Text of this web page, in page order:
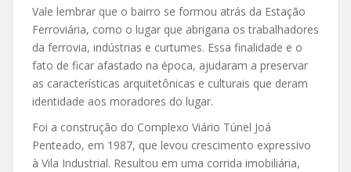
Vale lembrar que o bairro se formou atrás da Estação
Ferroviária, como o lugar que abrigaria os trabalhadores
da ferrovia, indústrias e curtumes. Essa finalidade e o
fato de ficar afastado na época, ajudaram a preservar
as características arquitetônicas e culturais que deram
identidade aos moradores do lugar.
Foi a construção do Complexo Viário Túnel Joá
Penteado, em 1987, que levou crescimento expressivo
à Vila Industrial. Resultou em uma corrida imobiliária,